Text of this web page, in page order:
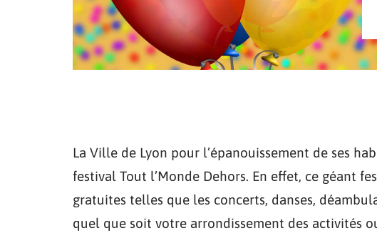
La Ville de Lyon pour l’épanouissement de ses
festival Tout l’Monde Dehors. En effet, ce géant
gratuites telles que les concerts, danses,
quel que soit votre arrondissement des activités